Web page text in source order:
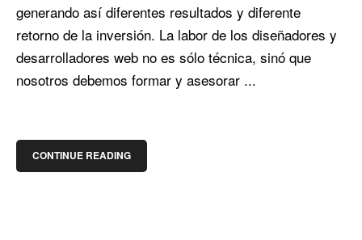
generando así diferentes resultados y diferente
retorno de la inversión. La labor de los diseñadores y
desarrolladores web no es sólo técnica, sinó que
nosotros debemos formar y asesorar ...
CONTINUE READING